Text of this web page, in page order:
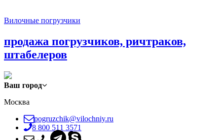
Вилочные погрузчики
продажа погрузчиков, ричтраков,
штабелеров
Ваш город
Москва
pogruzchik@vilochniy.ru
8 800 511 3571